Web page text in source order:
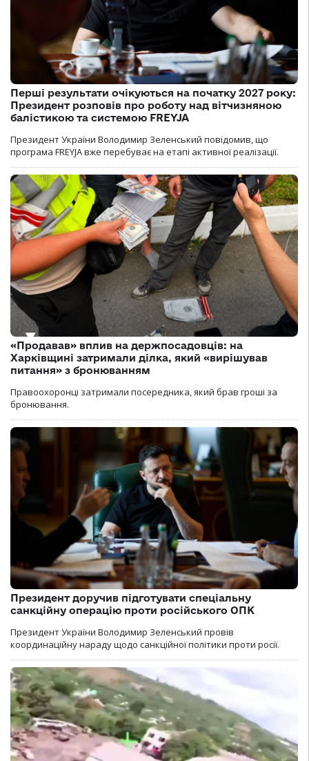
Перші результати очікуються на початку 2027 року:
Президент розповів про роботу над вітчизняною
балістикою та системою FREYJA
Президент України Володимир Зеленський повідомив, що
програма FREYJA вже перебуває на етапі активної реалізації.
«Продавав» вплив на держпосадовців: на
Харківщині затримали ділка, який «вирішував
питання» з бронюванням
Правоохоронці затримали посередника, який брав гроші за
бронювання.
Президент доручив підготувати спеціальну
санкційну операцію проти російського ОПК
Президент України Володимир Зеленський провів
координаційну нараду щодо санкційної політики проти росії.